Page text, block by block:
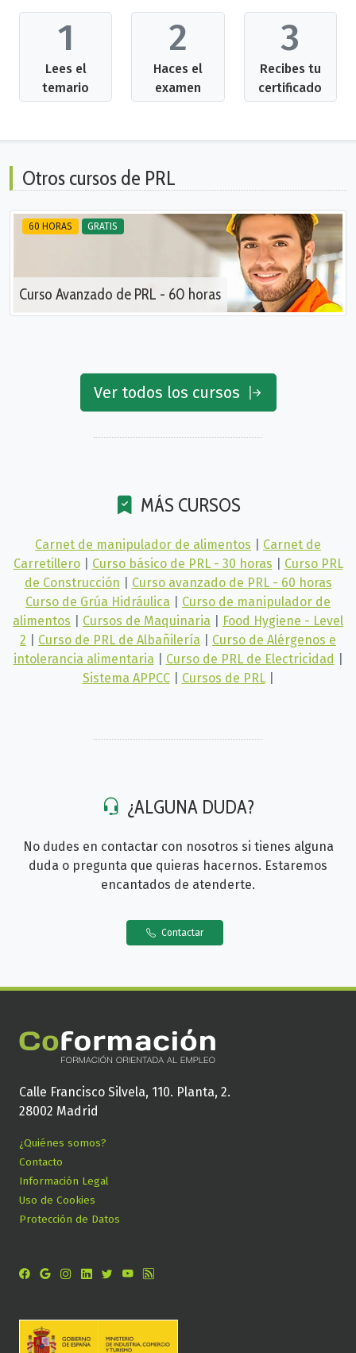
1
Lees el
temario
2
Haces el
examen
3
Recibes tu
certificado
Otros cursos de PRL
60 HORAS GRATIS
Curso Avanzado de PRL - 60 horas
Ver todos los cursos
MÁS CURSOS
Carnet de manipulador de alimentos
Carnet de
Carretillero
Curso básico de PRL - 30 horas
Curso PRL
de Construcción
Curso avanzado de PRL - 60 horas
Curso de Grúa Hidráulica
Curso de manipulador de
alimentos
Cursos de Maquinaria
Food Hygiene - Level
2
Curso de PRL de Albañilería
Curso de Alérgenos e
intolerancia alimentaria
Curso de PRL de Electricidad
Sistema APPCC
Cursos de PRL
¿ALGUNA DUDA?
No dudes en contactar con nosotros si tienes alguna
duda o pregunta que quieras hacernos. Estaremos
encantados de atenderte.
Contactar
Calle Francisco Silvela, 110. Planta, 2.
28002 Madrid
¿Quiénes somos?
Contacto
Información Legal
Uso de Cookies
Protección de Datos